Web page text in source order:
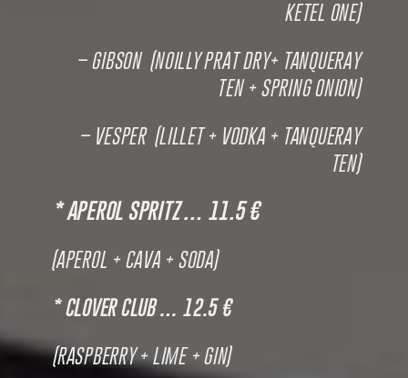
KETEL ONE)
– GIBSON (NOILLY PRAT DRY+ TANQUERAY
TEN + SPRING ONION)
– VESPER (LILLET + VODKA + TANQUERAY
TEN)
* APEROL SPRITZ … 11.5 €
(APEROL + CAVA + SODA)
* CLOVER CLUB … 12.5 €
(RASPBERRY + LIME + GIN)